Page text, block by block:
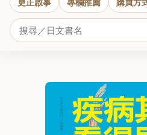
更正啟事 專欄推薦 購買方